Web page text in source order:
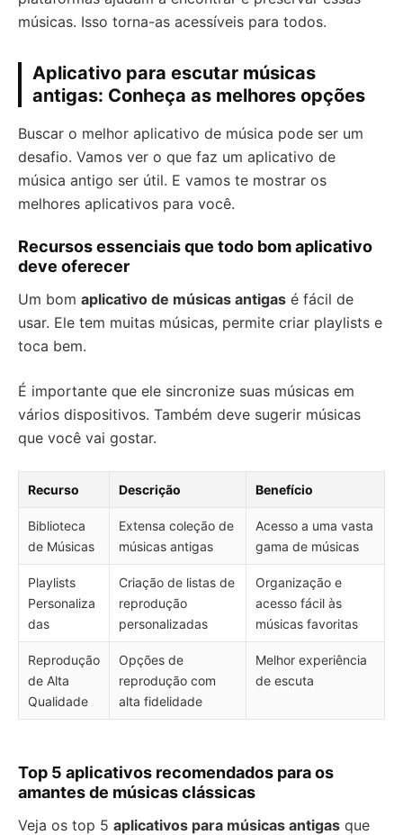
músicas. Isso torna-as acessíveis para todos.
Aplicativo para escutar músicas
antigas: Conheça as melhores opções
Buscar o melhor aplicativo de música pode ser um
desafio. Vamos ver o que faz um aplicativo de
música antigo ser útil. E vamos te mostrar os
melhores aplicativos para você.
Recursos essenciais que todo bom aplicativo
deve oferecer
Um bom aplicativo de músicas antigas é fácil de
usar. Ele tem muitas músicas, permite criar playlists e
toca bem.
É importante que ele sincronize suas músicas em
vários dispositivos. Também deve sugerir músicas
que você vai gostar.
Recurso Descrição Benefício
Biblioteca
de Músicas
Extensa coleção de
músicas antigas
Acesso a uma vasta
gama de músicas
Playlists
Personaliza
das
Criação de listas de
reprodução
personalizadas
Organização e
acesso fácil às
músicas favoritas
Reprodução
de Alta
Qualidade
Opções de
reprodução com
alta fidelidade
Melhor experiência
de escuta
Top 5 aplicativos recomendados para os
amantes de músicas clássicas
Veja os top 5 aplicativos para músicas antigas que